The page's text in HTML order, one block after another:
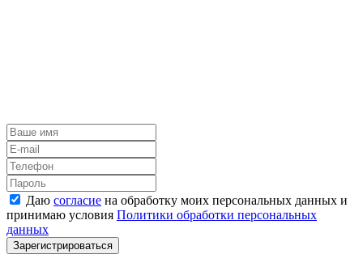
Даю согласие на обработку моих персональных данных и
принимаю условия Политики обработки персональных
данных
Зарегистрироваться